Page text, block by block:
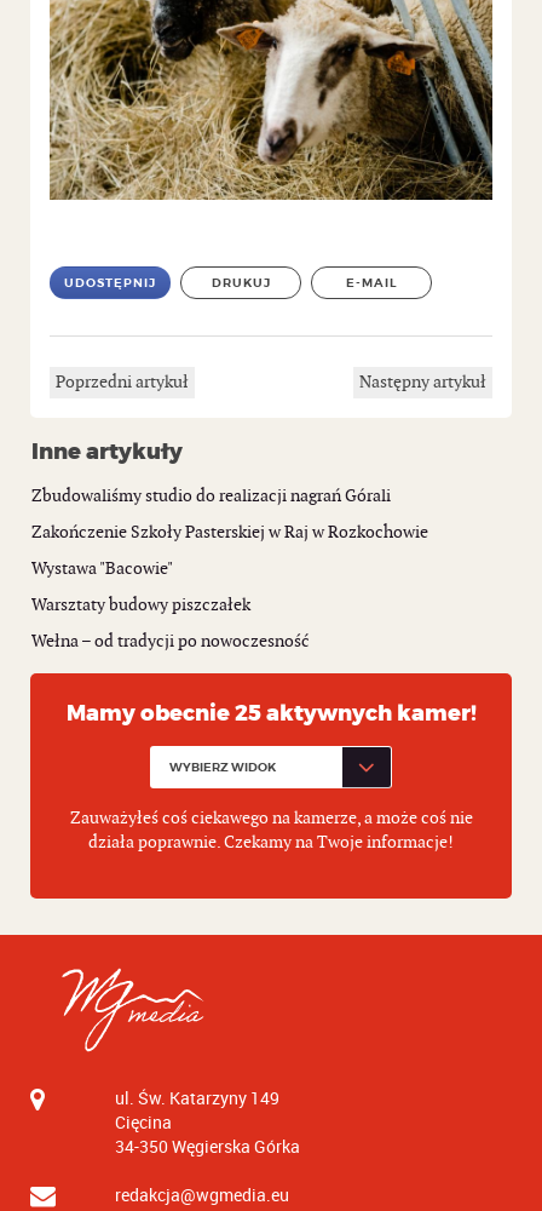
UDOSTĘPNIJ DRUKUJ E-MAIL
Poprzedni artykuł Następny artykuł
Inne artykuły
Zbudowaliśmy studio do realizacji nagrań Górali
Zakończenie Szkoły Pasterskiej w Raj w Rozkochowie
Wystawa "Bacowie"
Warsztaty budowy piszczałek
Wełna – od tradycji po nowoczesność
Mamy obecnie 25 aktywnych kamer!
Zauważyłeś coś ciekawego na kamerze, a może coś nie
działa poprawnie. Czekamy na Twoje informacje!
ul. Św. Katarzyny 149
Cięcina
34-350Węgierska Górka
redakcja@wgmedia.eu